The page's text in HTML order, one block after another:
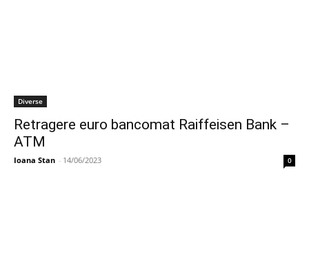
Diverse
Retragere euro bancomat Raiffeisen Bank –
ATM
Ioana Stan - 14/06/2023 0